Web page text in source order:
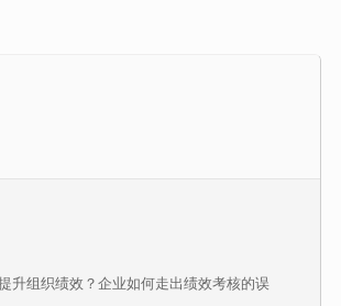
升组织绩效？企业如何走出绩效考核的误